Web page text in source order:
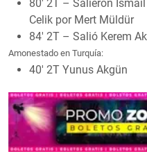
80′ 2T – Salieron
Celik por Mert Müldür
84′ 2T – Salió Kerem
Amonestado en Turquía:
40′ 2T Yunus Akgün